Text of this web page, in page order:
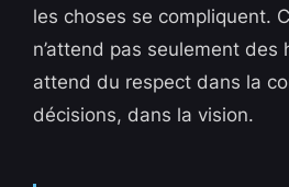
les choses se compliquent.
n’attend pas seulement des
attend du respect dans la
décisions, dans la vision.